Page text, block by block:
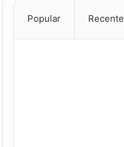
Popular Recente